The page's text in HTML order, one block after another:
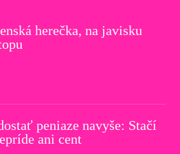
herečka, na javisku
peniaze navyše: Stačí
ani cent